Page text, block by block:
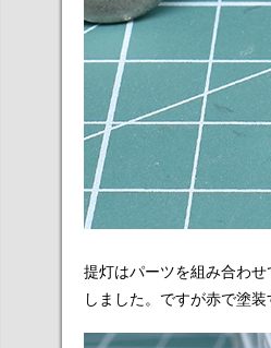
提灯はパーツを組み合わせ
しました。ですが赤で塗